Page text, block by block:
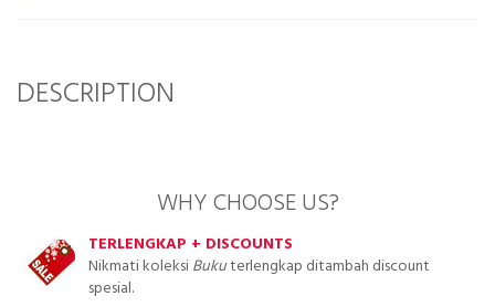
DESCRIPTION
WHY CHOOSE US?
TERLENGKAP + DISCOUNTS
Nikmati koleksiBukuterlengkap ditambah discount
spesial.